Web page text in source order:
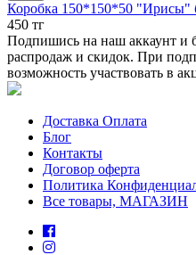
Коробка 150*150*50 "Ирисы"
450 тг
Подпишись на наш аккаунт и
распродаж и скидок. При
возможность участвовать в
Доставка Оплата
Блог
Контакты
Договор оферта
Политика
Все товары, МАГАЗИН